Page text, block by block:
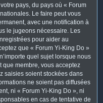
pays, du pays où « Forum
Le faire peut vous
avec une notification à
le jugeons nécessaire. Les
pour aider au
que « Forum Yi-King Do »
quel sujet lorsque nous
que membre, vous acceptez
saisies soient stockées dans
ne soient pas diffusées
ni « Forum Yi-King Do », ni
en cas de tentative de